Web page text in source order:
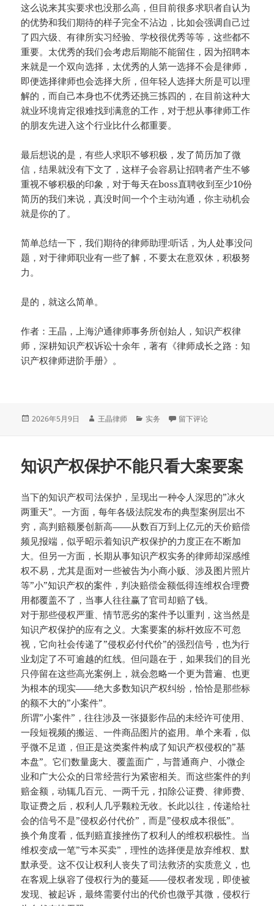
这么说来其实要求也没那么高，但目前很多求职者自认为
的优势和我们期待的样子完全不沾边，比如会强调自己过
了四六级、有律所实习经验、学校很优秀等等，这些都不
重要。太优秀的我们会考虑后期能不能留住，因为招聘本
来就是一个双向选择，太优秀的人第一选择不会是律师，
即便选择律师也会选择大所，但年轻人选择大所是可以理
解的，而自己本身也不优秀还挑三拣四的，在目前这种大
就业环境肯定很难找到满意的工作，对于想从事律师工作
的朋友先进入这个行业比什么都重要。
最后想说的是，有些人求职不够积极，发了简历加了微
信，结果就没有下文了，这样子会容易让招聘者产生不够
重视不够积极的印象，对于每天在boss直聘收到至少10份
简历的我们来说，真没时间一个个主动沟通，你主动机会
就是你的了。
简单总结一下，我们期待的律师助理:听话，为人处事没问
题，对于律师职业有一些了解，不要太在意双休，积极努
力。
是的，就这么简单。
作者：王晶，上海沪通律师事务所创始人，知识产权律
师，深耕知识产权诉讼十余年，著有《律师成长之路：知
识产权律师进阶手册》。
发
2026年5月9日
作
王晶律师
分
实务 于我们需要什么样的律师助理
留下评论
知识产权保护不能只看大案要案
当下的知识产权司法保护，呈现出一种令人深思的”冰火
两重天”。一方面，每年各级法院发布的典型案例层出不
穷，高判赔额屡创新高——从数百万到上亿元的天价赔偿
频见报端，似乎昭示着知识产权保护的力度正在不断加
大。但另一方面，长期从事知识产权实务的律师却深感维
权不易，尤其是面对一些被告为小商小贩、涉及图片照片
等”小”知识产权的案件，判决赔偿金额低得连维权合理费
用都覆盖不了，当事人往往赢了官司却赔了钱。
对于那些侵权严重、情节恶劣的案件予以重判，这当然是
知识产权保护的应有之义。大案要案的标杆效应不可忽
视，它向社会传递了”侵权必付代价”的强烈信号，也为行
业划定了不可逾越的红线。但问题在于，如果我们的目光
只停留在这些高光案例上，就会忽略一个更为普遍、也更
为根本的现实——绝大多数知识产权纠纷，恰恰是那些标
的额不大的”小案件”。
所谓”小案件”，往往涉及一张摄影作品的未经许可使用、
一段短视频的搬运、一件商品图片的盗用。单个来看，似
乎微不足道，但正是这类案件构成了知识产权侵权的”基
本盘”。它们数量庞大、覆盖面广，与普通商户、小微企
业和广大公众的日常经营行为紧密相关。而这些案件的判
赔金额，动辄几百元、一两千元，扣除公证费、律师费、
取证费之后，权利人几乎颗粒无收。长此以往，传递给社
会的信号不是”侵权必付代价”，而是”侵权成本很低”。
换个角度看，低判赔直接挫伤了权利人的维权积极性。当
维权变成一笔”亏本买卖”，理性的选择便是放弃维权、默
默承受。这不仅让权利人丧失了司法救济的实质意义，也
在客观上纵容了侵权行为的蔓延——侵权者发现，即使被
发现、被起诉，最终需要付出的代价也微乎其微，侵权行